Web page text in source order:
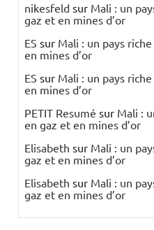
nikesfeld sur Mali : un
gaz et en mines d’or
ES sur Mali : un pays
en mines d’or
ES sur Mali : un pays
en mines d’or
PETIT Resumé sur Mali :
en gaz et en mines d’or
Elisabeth sur Mali : un
gaz et en mines d’or
Elisabeth sur Mali : un
gaz et en mines d’or